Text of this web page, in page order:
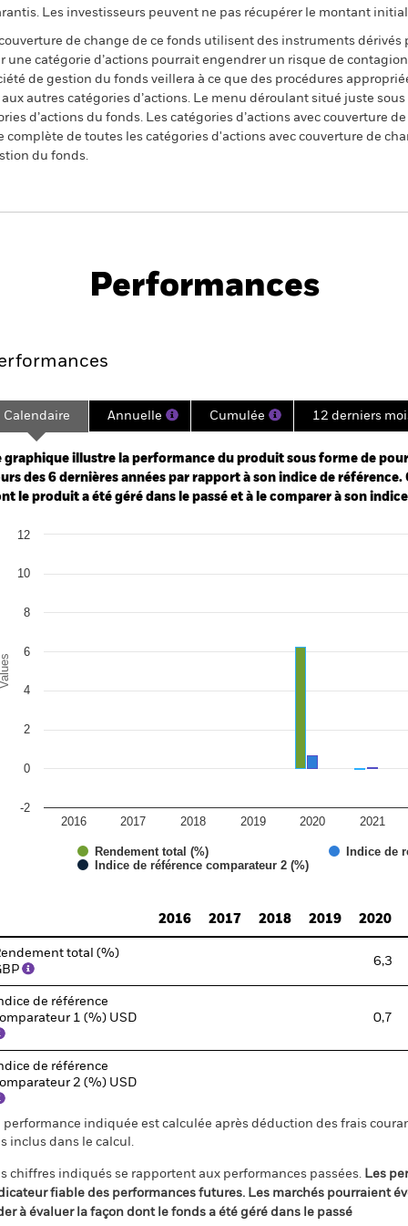
Les investisseurs peuvent ne pas récupérer le montant
de change de ce fonds utilisent des instruments
une catégorie d’actions pourrait engendrer un risque de
de gestion du fonds veillera à ce que des procédures
autres catégories d’actions. Le menu déroulant situé juste
d’actions du fonds. Les catégories d’actions avec couverture
de toutes les catégories d'actions avec couverture de
du fonds.
Performances
2019-06-30 00:00:00 to 2026-06-30 00:00:00.
-40 to 80.
Calendaire Annuelle Cumulée 12 derniers
graphique illustre la performance du produit sous forme de
des 6 dernières années par rapport à son indice de
le produit a été géré dans le passé et à le comparer à son
chart with 3 data series.
chart has 1 Y axis displaying Values. Range: -2 to 12.
Rendement total (%)
Indice de
Indice de référence comparateur 2 (%)
2016 2017 2018 2019 2020 2021
-2
0
2
4
6
8
10
12
2016
2017 2018 2019 2020
total (%)
6,3
de référence
1 (%) USD
0,7
de référence
2 (%) USD
performance indiquée est calculée après déduction des frais
inclus dans le calcul.
chiffres indiqués se rapportent aux performances passées. Les
fiable des performances futures. Les marchés pourraient
à évaluer la façon dont le fonds a été géré dans le passé